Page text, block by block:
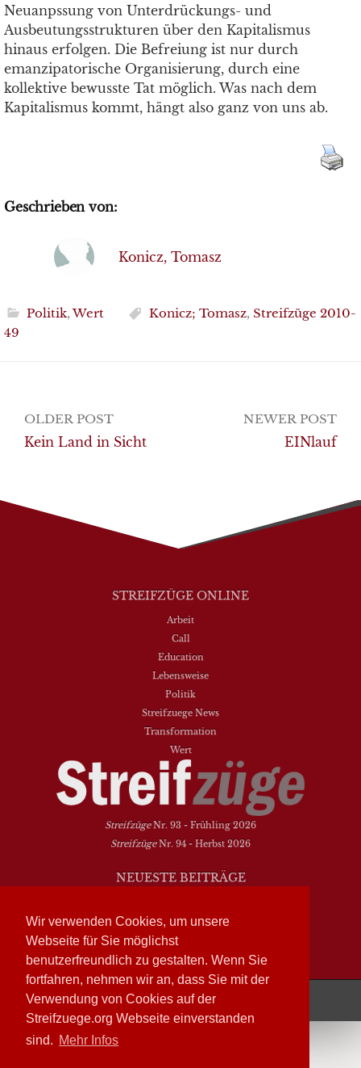
Wir verwenden Cookies, um unsere
Webseite für Sie möglichst
benutzerfreundlich zu gestalten. Wenn Sie
fortfahren, nehmen wir an, dass Sie mit der
Verwendung von Cookies auf der
Streifzuege.org Webseite einverstanden
sind. Mehr Infos
Neuanpssung von Unterdrückungs- und
Ausbeutungsstrukturen über den Kapitalismus
hinaus erfolgen. Die Befreiung ist nur durch
emanzipatorische Organisierung, durch eine
kollektive bewusste Tat möglich. Was nach dem
Kapitalismus kommt, hängt also ganz von uns ab.
Geschrieben von:
Konicz, Tomasz
Politik,Wert Konicz; Tomasz, Streifzüge 2010-
49
Post
navigation
OLDER POST
Kein Land in Sicht
NEWER POST
EINlauf
STREIFZÜGE ONLINE
Arbeit
Call
Education
Lebensweise
Politik
Streifzuege News
Transformation
Wert
StreifzügeNr. 93 - Frühling 2026
StreifzügeNr. 94 - Herbst 2026
NEUESTE BEITRÄGE
Dasein als Fortsein
Das Elend der Soziologie
Hymne. Kanon. Ohrwurm
Streifzüge läuft mitWordPress